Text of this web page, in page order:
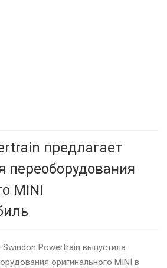
предлагает
переоборудования
MINI
Powertrain выпустила
оригинального MINI в